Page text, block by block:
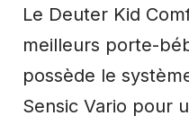
Le Deuter Kid
meilleurs porte-
possède le
Sensic Vario pour